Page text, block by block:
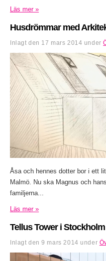
Läs mer »
Husdrömmar med
Inlagt den 17 mars 2014 under
Åsa och hennes dotter bor i ett
Malmö. Nu ska Magnus och
familjerna...
Läs mer »
Tellus Tower i
Inlagt den9 mars 2014 under